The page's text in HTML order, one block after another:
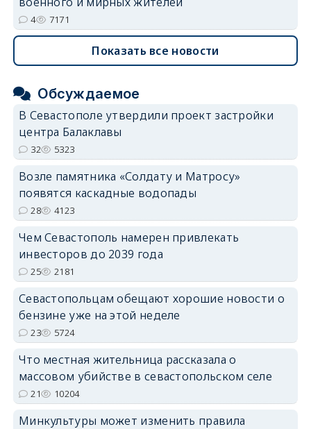
4 7171
Показать все новости
Обсуждаемое
В Севастополе утвердили проект застройки
центра Балаклавы
32 5323
Возле памятника «Солдату и Матросу»
появятся каскадные водопады
28 4123
Чем Севастополь намерен привлекать
инвесторов до 2039 года
25 2181
Севастопольцам обещают хорошие новости о
бензине уже на этой неделе
23 5724
Что местная жительница рассказала о
массовом убийстве в севастопольском селе
21 10204
Минкультуры может изменить правила